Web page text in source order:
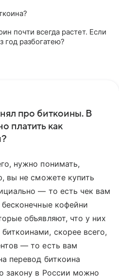
почти всегда растет. Если
год разбогатею?
про биткоины. В
платить как
нужно понимать,
вы не сможете купить
— то есть чек вам
кофейни
объявляют, что у них
скорее всего,
— то есть вам
перевод биткоина
закону в России можно